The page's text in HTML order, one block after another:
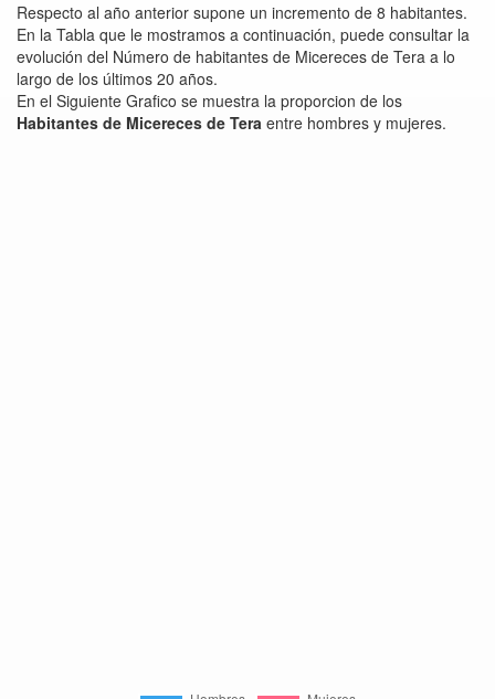
Respecto al año anterior supone un incremento de 8 habitantes.
En la Tabla que le mostramos a continuación, puede consultar la
evolución del Número de habitantes de Micereces de Tera a lo
largo de los últimos 20 años.
En el Siguiente Grafico se muestra la proporcion de los
Habitantes de Micereces de Tera entre hombres y mujeres.